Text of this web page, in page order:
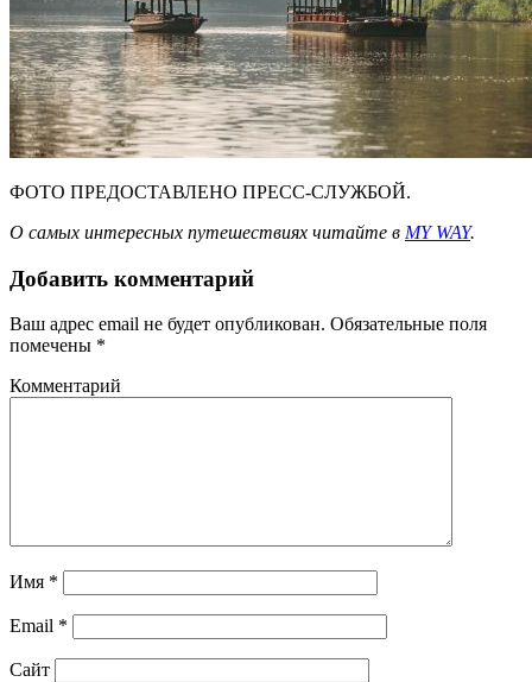
ФОТО ПРЕДОСТАВЛЕНО ПРЕСС-СЛУЖБОЙ.
О самых интересных путешествиях читайте в MY WAY.
Добавить комментарий
Ваш адрес email не будет опубликован. Обязательные поля
помечены *
Комментарий
Имя *
Email *
Сайт